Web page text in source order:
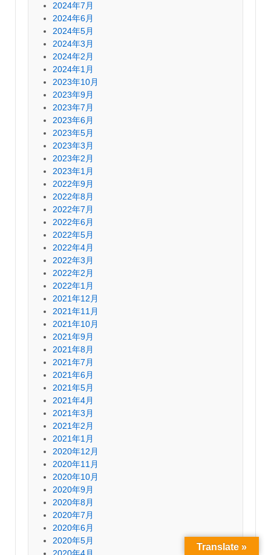
2024年7月
2024年6月
2024年5月
2024年3月
2024年2月
2024年1月
2023年10月
2023年9月
2023年7月
2023年6月
2023年5月
2023年3月
2023年2月
2023年1月
2022年9月
2022年8月
2022年7月
2022年6月
2022年5月
2022年4月
2022年3月
2022年2月
2022年1月
2021年12月
2021年11月
2021年10月
2021年9月
2021年8月
2021年7月
2021年6月
2021年5月
2021年4月
2021年3月
2021年2月
2021年1月
2020年12月
2020年11月
2020年10月
2020年9月
2020年8月
2020年7月
2020年6月
2020年5月
Translate »